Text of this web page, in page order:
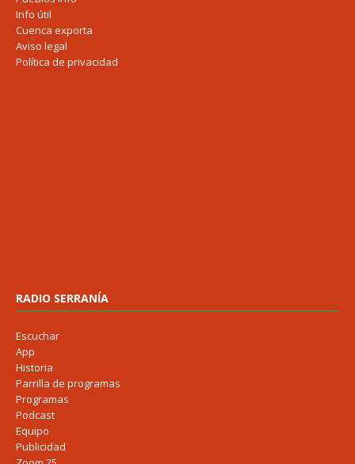
Info útil
Cuenca exporta
Aviso legal
Política de privacidad
RADIO SERRANÍA
Escuchar
App
Historia
Parrilla de programas
Programas
Podcast
Equipo
Publicidad